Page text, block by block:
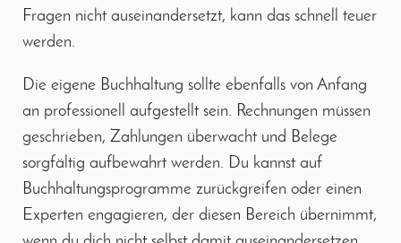
Fragen nicht auseinandersetzt, kann das schnell teuer
werden.
Die eigene Buchhaltung sollte ebenfalls von Anfang
an professionell aufgestellt sein. Rechnungen müssen
geschrieben, Zahlungen überwacht und Belege
sorgfältig aufbewahrt werden. Du kannst auf
Buchhaltungsprogramme zurückgreifen oder einen
Experten engagieren, der diesen Bereich übernimmt,